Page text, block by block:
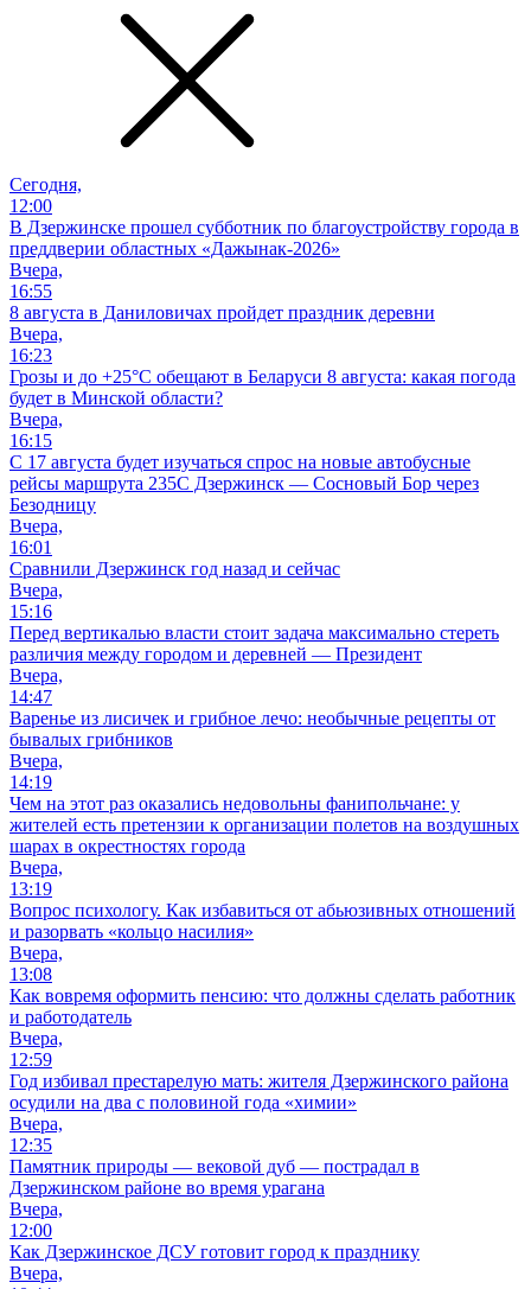
Сегодня,
12:00
В Дзержинске прошел субботник по благоустройству города в
преддверии областных «Дажынак-2026»
Вчера,
16:55
8 августа в Даниловичах пройдет праздник деревни
Вчера,
16:23
Грозы и до +25°С обещают в Беларуси 8 августа: какая погода
будет в Минской области?
Вчера,
16:15
С 17 августа будет изучаться спрос на новые автобусные
рейсы маршрута 235С Дзержинск — Сосновый Бор через
Безодницу
Вчера,
16:01
Сравнили Дзержинск год назад и сейчас
Вчера,
15:16
Перед вертикалью власти стоит задача максимально стереть
различия между городом и деревней — Президент
Вчера,
14:47
Варенье из лисичек и грибное лечо: необычные рецепты от
бывалых грибников
Вчера,
14:19
Чем на этот раз оказались недовольны фанипольчане: у
жителей есть претензии к организации полетов на воздушных
шарах в окрестностях города
Вчера,
13:19
Вопрос психологу. Как избавиться от абьюзивных отношений
и разорвать «кольцо насилия»
Вчера,
13:08
Как вовремя оформить пенсию: что должны сделать работник
и работодатель
Вчера,
12:59
Год избивал престарелую мать: жителя Дзержинского района
осудили на два с половиной года «химии»
Вчера,
12:35
Памятник природы — вековой дуб — пострадал в
Дзержинском районе во время урагана
Вчера,
12:00
Как Дзержинское ДСУ готовит город к празднику
Вчера,